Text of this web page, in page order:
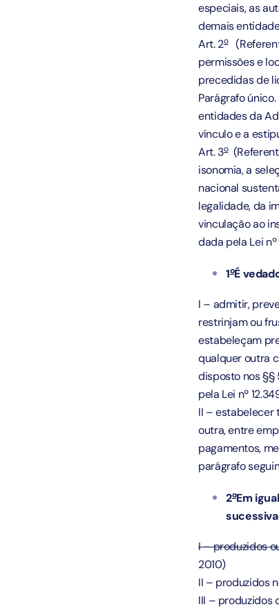
especiais, as
demais
Art. 2o
permissões e
precedidas de
Parágrafo
entidades da
vínculo e a
Art. 3o
isonomia, a
nacional
legalidade, da
vinculação ao
dada pela Lei nº
1oÉ
I – admitir,
restrinjam ou
estabeleçam
qualquer outra
disposto nos §§
pela Lei nº
II – estabelecer
outra, entre
pagamentos,
parágrafo
2oEm
I – produzidos
2010)
II – produzidos
III – produzidos